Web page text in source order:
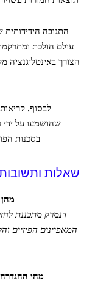
התגובה
עולם הולכת
הצורך באינטליגנציה
לבסוף,
שהושמעו על ידי
בסכנות
שאלות
דנמרק מתכננת
המאפיינים הפיזיים
מהי